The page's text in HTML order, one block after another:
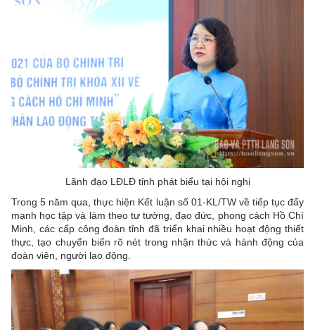
Lãnh đạo LĐLĐ tỉnh phát biểu tại hội nghị
Trong 5 năm qua, thực hiện Kết luận số 01-KL/TW về tiếp tục đẩy
mạnh học tập và làm theo tư tưởng, đạo đức, phong cách Hồ Chí
Minh, các cấp công đoàn tỉnh đã triển khai nhiều hoạt động thiết
thực, tạo chuyển biến rõ nét trong nhận thức và hành động của
đoàn viên, người lao động.